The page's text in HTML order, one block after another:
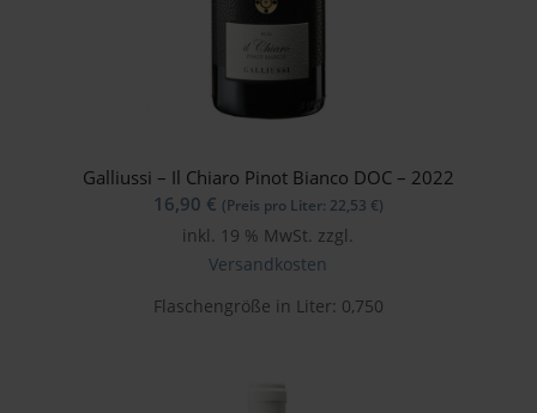
Galliussi – Il Chiaro Pinot Bianco DOC – 2022
16,90 € (Preis pro Liter: 22,53 €)
inkl. 19 % MwSt. zzgl.
Versandkosten
Flaschengröße in Liter: 0,750